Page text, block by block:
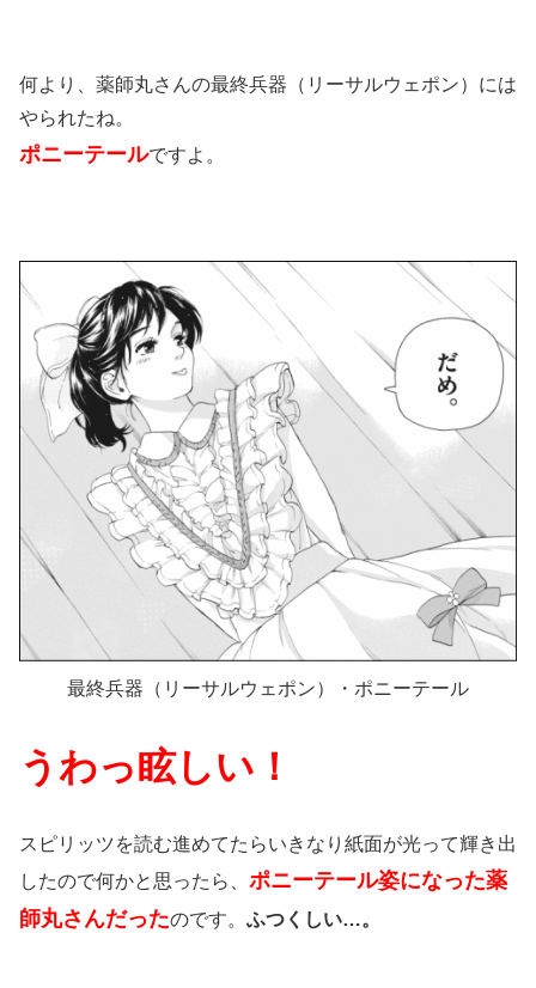
何より、薬師丸さんの最終兵器（リーサルウェポン）には
やられたね。
ポニーテールですよ。
最終兵器（リーサルウェポン）・ポニーテール
うわっ眩しい！
スピリッツを読む進めてたらいきなり紙面が光って輝き出
したので何かと思ったら、 ポニーテール姿になった薬
師丸さんだったのです。 ふつくしい…。